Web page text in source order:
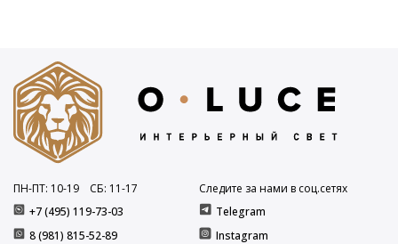
+7 (495) 119-73-03
8 (981) 815-52-89
ПН-ПТ: 10-19 СБ: 11-17
Следите за нами в соц.сетях
Telegram
Instagram